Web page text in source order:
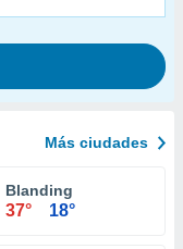
Más ciudades
Blanding
37° 18°